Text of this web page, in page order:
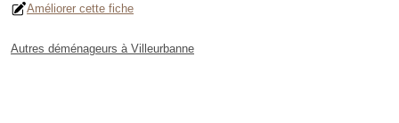
Améliorer cette fiche
Autres déménageurs à Villeurbanne